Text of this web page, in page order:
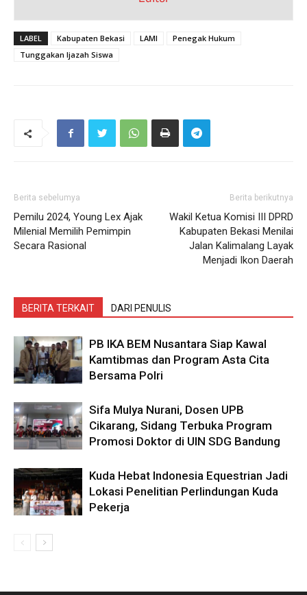
LABEL Kabupaten Bekasi LAMI
Penegak Hukum
Tunggakan Ijazah Siswa
Berita sebelumya
Pemilu 2024, Young Lex Ajak
Milenial Memilih Pemimpin
Secara Rasional
Berita berikutnya
Wakil Ketua Komisi III DPRD
Kabupaten Bekasi Menilai
Jalan Kalimalang Layak
Menjadi Ikon Daerah
BERITA TERKAIT DARI PENULIS
PB IKA BEM Nusantara Siap Kawal
Kamtibmas dan Program Asta Cita
Bersama Polri
Sifa Mulya Nurani, Dosen UPB
Cikarang, Sidang Terbuka Program
Promosi Doktor di UIN SDG Bandung
Kuda Hebat Indonesia Equestrian Jadi
Lokasi Penelitian Perlindungan Kuda
Pekerja